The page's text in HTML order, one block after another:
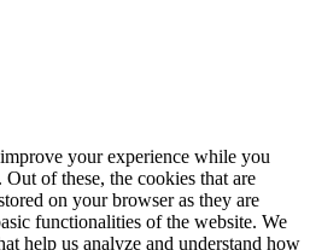
your experience while you
of these, the cookies that are
on your browser as they are
functionalities of the website. We
help us analyze and understand how